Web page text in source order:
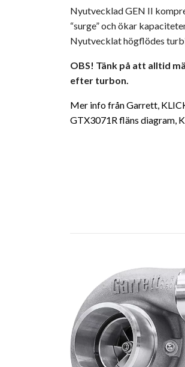
Nyutvecklad GEN II
“surge” och ökar
Nyutvecklat högflödes
OBS! Tänk på att alltid
efter turbon.
Mer info från Garrett,
GTX3071R fläns diagram,